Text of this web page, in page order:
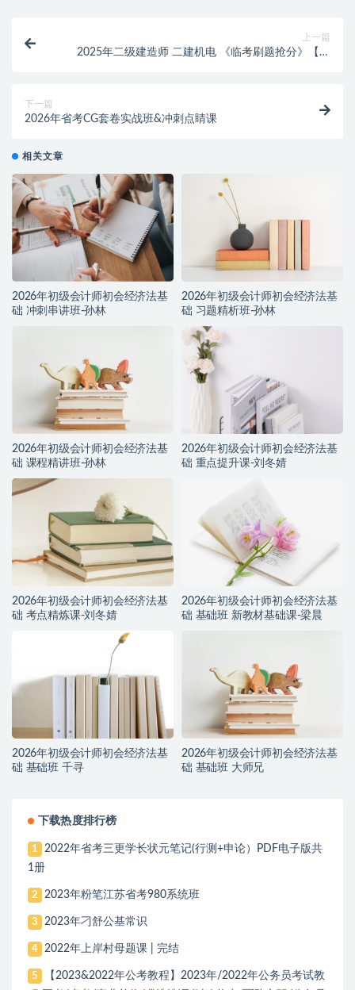
上一篇
2025年二级建造师 二建机电 《临考刷题抢分》【闫
下一篇
2026年省考CG套卷实战班&冲刺点睛课
相关文章
2026年初级会计师初会经济法基
础 冲刺串讲班-孙林
2026年初级会计师初会经济法基
础 习题精析班-孙林
2026年初级会计师初会经济法基
础 课程精讲班-孙林
2026年初级会计师初会经济法基
础 重点提升课-刘冬婧
2026年初级会计师初会经济法基
础 考点精炼课-刘冬婧
2026年初级会计师初会经济法基
础 基础班 新教材基础课-梁晨
2026年初级会计师初会经济法基
础 基础班 千寻
2026年初级会计师初会经济法基
础 基础班 大师兄
下载热度排行榜
1
2022年省考三更学长状元笔记(行测+申论）PDF电子版共
1册
2 2023年粉笔江苏省考980系统班
3 2023年刁舒公基常识
4 2022年上岸村母题课 | 完结
5
【2023&2022年公考教程】2023年/2022年公务员考试教